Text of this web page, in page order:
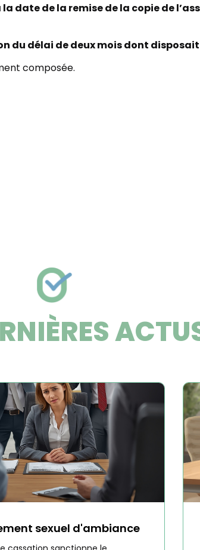
date de la remise de la copie de
délai de deux mois dont disposait
composée.
sexuel d'ambiance